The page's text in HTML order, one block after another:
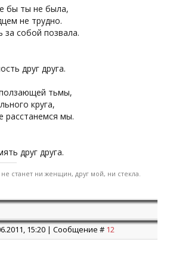
бы ты не была,
не трудно.
собой позвала.
друг друга.
тьмы,
круга,
расстанемся мы.
друг друга.
станет ни женщин, друг мой, ни стекла.
15:20 | Сообщение # 12